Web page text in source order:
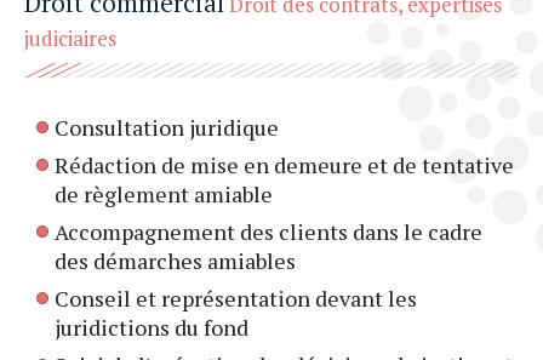
judiciaires
Consultation juridique
Rédaction de mise en demeure et de tentative
de règlement amiable
Accompagnement des clients dans le cadre
des démarches amiables
Conseil et représentation devant les
juridictions du fond